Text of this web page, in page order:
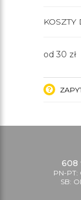
KOSZTY
od 30 zł
608
PN-PT:
SB: